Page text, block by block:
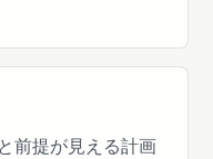
前提が見える計画